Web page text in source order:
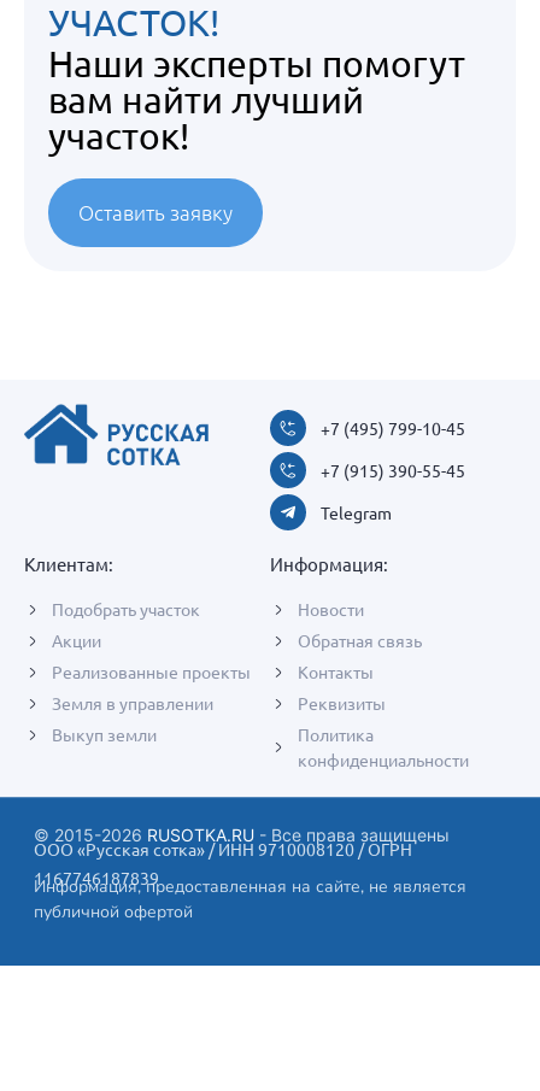
УЧАСТОК!
Наши эксперты помогут
вам найти лучший
участок!
Оставить заявку
+7 (495) 799-10-45
+7 (915) 390-55-45
Telegram
Клиентам:
Подобрать участок
Акции
Реализованные проекты
Земля в управлении
Выкуп земли
Информация:
Новости
Обратная связь
Контакты
Реквизиты
Политика
конфиденциальности
© 2015-2026 RUSOTKA.RU - Все права защищены
ООО «Русская сотка» / ИНН 9710008120 / ОГРН
1167746187839
Информация, предоставленная на сайте, не является
публичной офертой